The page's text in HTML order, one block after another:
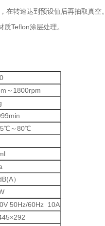
转速达到预设值后再抽取真空。
Teflon涂层处理。
～1800rpm
～80℃
）
50Hz/60Hz 10A